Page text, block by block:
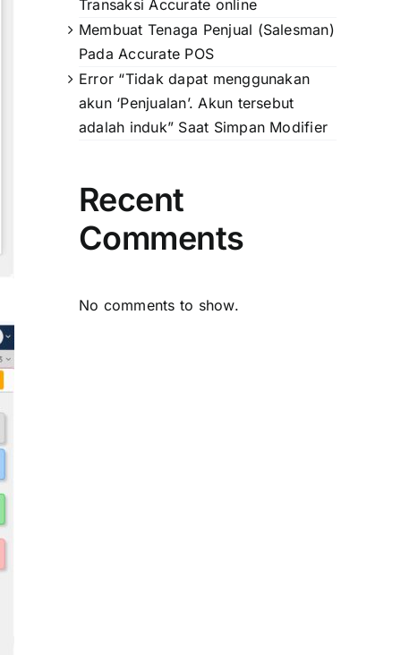
Transaksi Accurate online
Membuat Tenaga Penjual (Salesman)
Pada Accurate POS
Error “Tidak dapat menggunakan
akun ‘Penjualan’. Akun tersebut
adalah induk” Saat Simpan Modifier
Recent
Comments
No comments to show.